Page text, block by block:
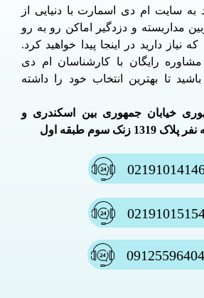
سایت ام دی اسمارت با دنیایی از
مداربسته و دزدگیر اماکن رو به رو
دارید در اینجا پیدا خواهید کرد.
رایگان با کارشناسان ام دی
تا بهترین انتخاب خود را داشته
خیابان جمهوری بین اسکندری و
سوم طبقه اول
09125596404